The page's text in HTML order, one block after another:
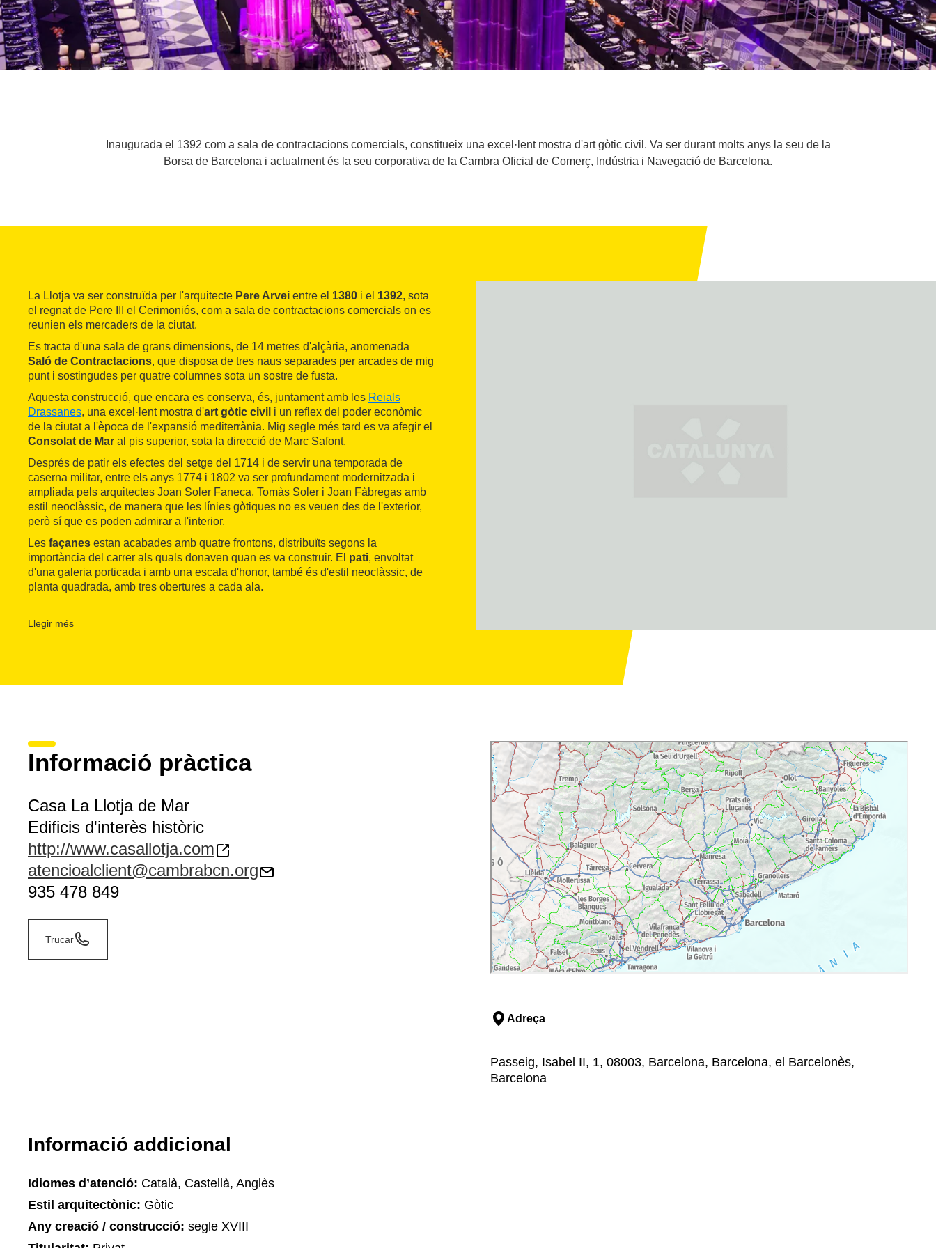
Inaugurada el 1392 com a sala de contractacions comercials, constitueix una excel·lent mostra d'art gòtic civil. Va ser durant molts anys la seu de la
Borsa de Barcelona i actualment és la seu corporativa de la Cambra Oficial de Comerç, Indústria i Navegació de Barcelona.
La Llotja va ser construïda per l'arquitecte Pere Arvei entre el 1380 i el 1392, sota
el regnat de Pere III el Cerimoniós, com a sala de contractacions comercials on es
reunien els mercaders de la ciutat.
Es tracta d'una sala de grans dimensions, de 14 metres d'alçària, anomenada
Saló de Contractacions, que disposa de tres naus separades per arcades de mig
punt i sostingudes per quatre columnes sota un sostre de fusta.
Aquesta construcció, que encara es conserva, és, juntament amb les Reials
Drassanes, una excel·lent mostra d'art gòtic civil i un reflex del poder econòmic
de la ciutat a l'època de l'expansió mediterrània. Mig segle més tard es va afegir el
Consolat de Mar al pis superior, sota la direcció de Marc Safont.
Després de patir els efectes del setge del 1714 i de servir una temporada de
caserna militar, entre els anys 1774 i 1802 va ser profundament modernitzada i
ampliada pels arquitectes Joan Soler Faneca, Tomàs Soler i Joan Fàbregas amb
estil neoclàssic, de manera que les línies gòtiques no es veuen des de l'exterior,
però sí que es poden admirar a l'interior.
Les façanes estan acabades amb quatre frontons, distribuïts segons la
importància del carrer als quals donaven quan es va construir. El pati, envoltat
d'una galeria porticada i amb una escala d'honor, també és d'estil neoclàssic, de
planta quadrada, amb tres obertures a cada ala.
de Sant Jordi
corporativa de la Cambra Oficial de Comerç, Indústria i Navegació de Barcelona.
Llegir més
Informació pràctica
Casa La Llotja de Mar
Edificis d'interès històric
http://www.casallotja.com
atencioalclient@cambrabcn.org
935 478 849
Trucar
Adreça
Passeig, Isabel II, 1, 08003, Barcelona, Barcelona, el Barcelonès,
Barcelona
Informació addicional
Idiomes d’atenció: Català, Castellà, Anglès
Estil arquitectònic: Gòtic
Any creació / construcció: segle XVIII